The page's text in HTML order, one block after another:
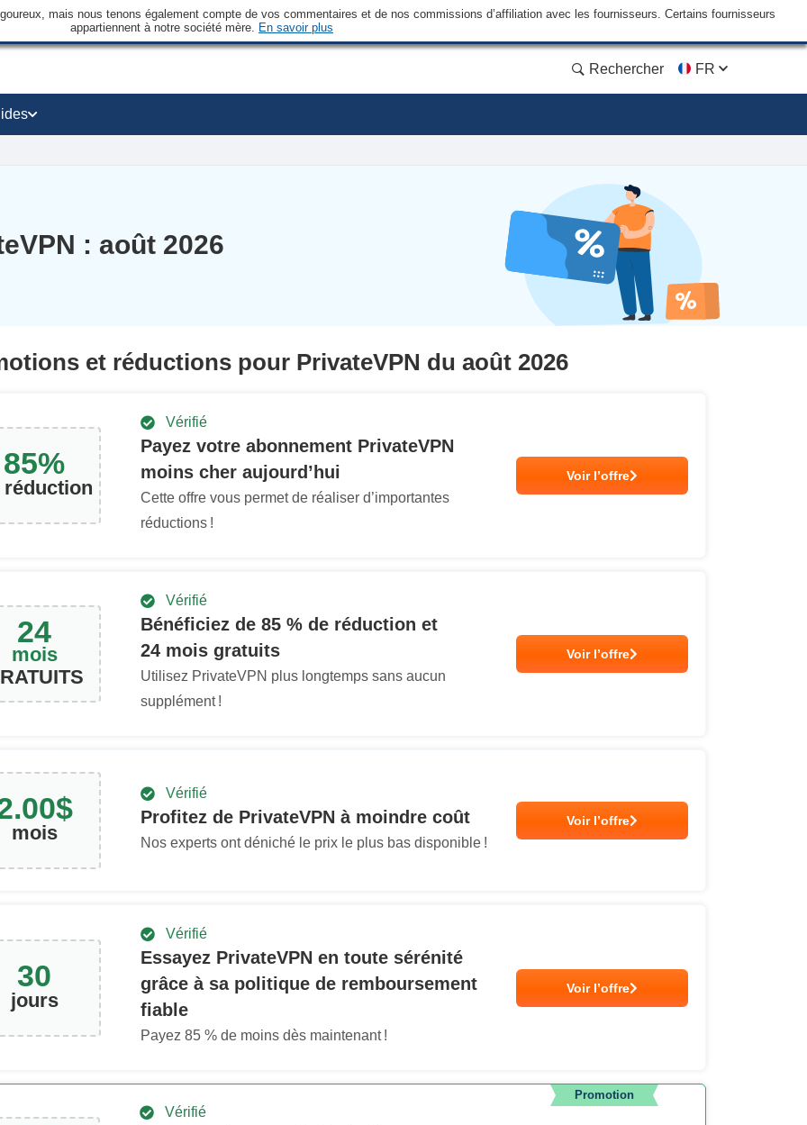
mais nous tenons également compte de vos commentaires et de nos commissions d’affiliation avec les fournisseurs. Certains fournisseurs
appartiennent à notre société mère. En savoir plus
Rechercher FR
: août 2026
et réductions pour PrivateVPN du août 2026
85%
réduction
Vérifié
Payez votre abonnement PrivateVPN
moins cher aujourd’hui
Cette offre vous permet de réaliser d’importantes
réductions !
Voir l’offre
24
mois
Vérifié
Bénéficiez de 85 % de réduction et
24 mois gratuits
Utilisez PrivateVPN plus longtemps sans aucun
supplément !
Voir l’offre
$
mois
Vérifié
Profitez de PrivateVPN à moindre coût
Nos experts ont déniché le prix le plus bas disponible !
Voir l’offre
30
jours
Vérifié
Essayez PrivateVPN en toute sérénité
grâce à sa politique de remboursement
fiable
Payez 85 % de moins dès maintenant !
Voir l’offre
Vérifié
Promotion